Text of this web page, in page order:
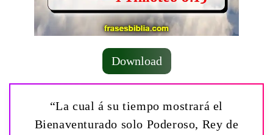
Download
“La cual á su tiempo mostrará el
Bienaventurado solo Poderoso, Rey de